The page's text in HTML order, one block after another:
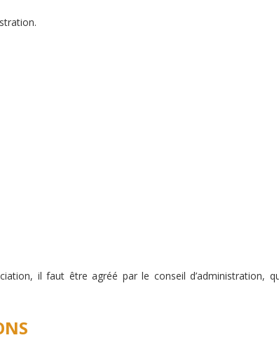
il faut être agréé par le conseil d’administration,